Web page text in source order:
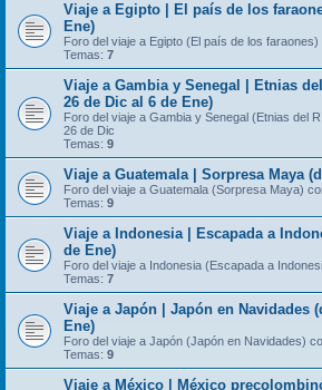
Viaje a Egipto | El país de los
Ene)
Foro del viaje a Egipto (El país de los
Temas: 7
Viaje a Gambia y Senegal | Etnias
26 de Dic al 6 de Ene)
Foro del viaje a Gambia y Senegal (Etnias del
26 de Dic
Temas: 9
Viaje a Guatemala | Sorpresa Maya
Foro del viaje a Guatemala (Sorpresa Maya)
Temas: 9
Viaje a Indonesia | Escapada a
de Ene)
Foro del viaje a Indonesia (Escapada a
Temas: 7
Viaje a Japón | Japón en Navidades
Ene)
Foro del viaje a Japón (Japón en Navidades)
Temas: 9
Viaje a México | México